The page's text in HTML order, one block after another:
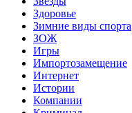
Здоровье
Зимние виды спорта
ЗОЖ
Игры
Импортозамещение
Интернет
Истории
Компании